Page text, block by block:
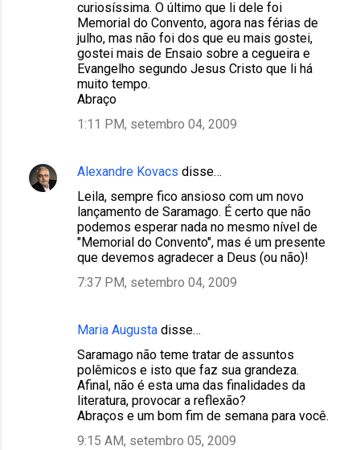
curiosíssima. O último que li dele foi
Memorial do Convento, agora nas férias de
julho, mas não foi dos que eu mais gostei,
gostei mais de Ensaio sobre a cegueira e
Evangelho segundo Jesus Cristo que li há
muito tempo.
Abraço
1:11 PM, setembro 04, 2009
Alexandre Kovacs disse…
Leila, sempre fico ansioso com um novo
lançamento de Saramago. É certo que não
podemos esperar nada no mesmo nível de
"Memorial do Convento", mas é um presente
que devemos agradecer a Deus (ou não)!
7:37 PM, setembro 04, 2009
Maria Augusta disse…
Saramago não teme tratar de assuntos
polêmicos e isto que faz sua grandeza.
Afinal, não é esta uma das finalidades da
literatura, provocar a reflexão?
Abraços e um bom fim de semana para você.
9:15 AM, setembro 05, 2009